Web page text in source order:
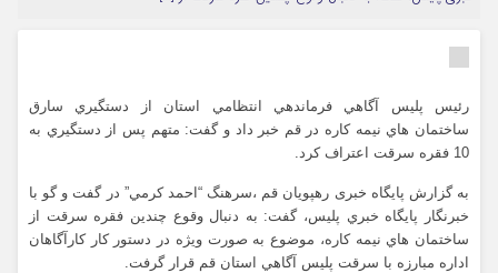
رئيس پليس آگاهي فرماندهي انتظامي استان از دستگيري سارق
ساختمان هاي نيمه کاره در قم خبر داد و گفت: متهم پس از دستگيري به
10 فقره سرقت اعتراف کرد
.
به گزارش پایگاه خبری رهپویان قم ،سرهنگ “احمد کرمي” در گفت و گو با
خبرنگار پايگاه خبري پليس، گفت: به دنبال وقوع چندين فقره سرقت از
ساختمان هاي نيمه کاره، موضوع به صورت ويژه در دستور کار کارآگاهان
اداره مبارزه با سرقت پليس آگاهي استان قم قرار گرفت.